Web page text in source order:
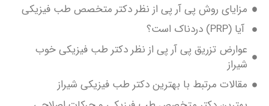
روش پی آر پی از نظر دکتر متخصص طب فیزیکی
تزریق پی آر پی از نظر دکتر طب فیزیکی خوب
مرتبط با بهترین دکتر طب فیزیکی شیراز